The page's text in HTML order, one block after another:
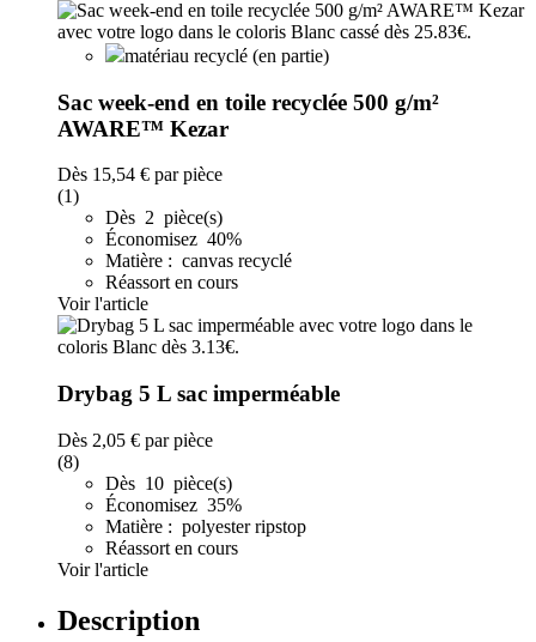
matériau recyclé (en partie)
Sac week-end en toile recyclée 500 g/m²
AWARE™ Kezar
Dès 15,54 € par pièce
(1)
Dès 2 pièce(s)
Économisez 40%
Matière : canvas recyclé
Réassort en cours
Voir l'article
Drybag 5 L sac imperméable
Dès 2,05 € par pièce
(8)
Dès 10 pièce(s)
Économisez 35%
Matière : polyester ripstop
Réassort en cours
Voir l'article
Description